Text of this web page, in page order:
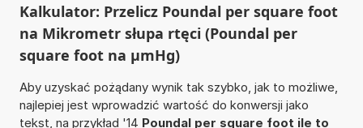
Kalkulator: Przelicz Poundal per square foot
na Mikrometr słupa rtęci (Poundal per
square foot na µmHg)
Aby uzyskać pożądany wynik tak szybko, jak to możliwe,
najlepiej jest wprowadzić wartość do konwersji jako
tekst, na przykład '14 Poundal per square foot ile to